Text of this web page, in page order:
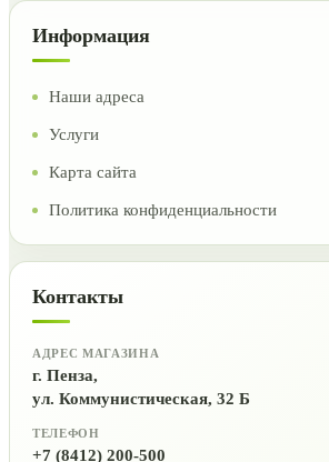
Информация
Наши адреса
Услуги
Карта сайта
Политика конфиденциальности
Контакты
АДРЕС МАГАЗИНА
г. Пенза,
ул. Коммунистическая, 32 Б
ТЕЛЕФОН
+7 (8412) 200-500